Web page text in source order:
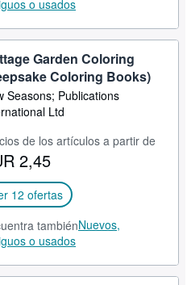
o usados
Garden Coloring
Coloring Books)
Seasons; Publications
Ltd
de los artículos a partir de
2,45
12 ofertas
tambiénNuevos,
o usados